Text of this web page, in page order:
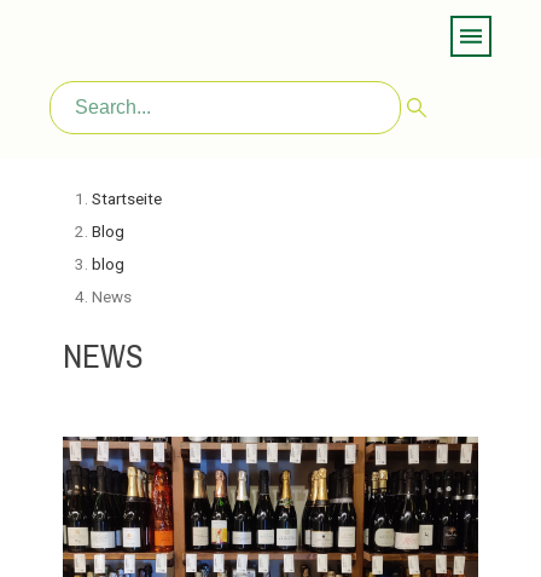
Startseite
Blog
blog
News
NEWS